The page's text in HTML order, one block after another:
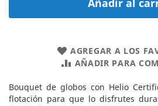
Añadir al
AGREGAR A LOS
AÑADIR PARA
Bouquet de globos con Helio
flotación para que lo disfrutes